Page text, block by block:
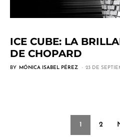
ICE CUBE: LA
DE CHOPARD
BY MÓNICA ISABEL PÉREZ 23 DE
1 2